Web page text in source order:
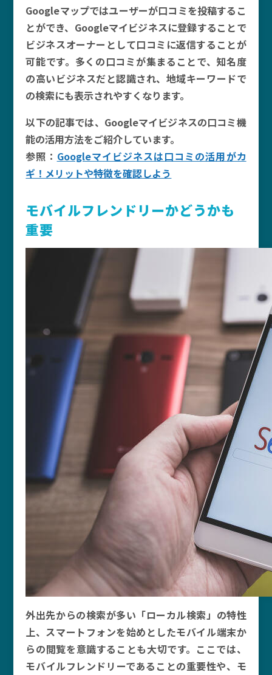
Googleマップではユーザーが口コミを投稿するこ
とができ、Googleマイビジネスに登録することで
ビジネスオーナーとして口コミに返信することが
可能です。多くの口コミが集まることで、知名度
の高いビジネスだと認識され、地域キーワードで
の検索にも表示されやすくなります。
以下の記事では、Googleマイビジネスの口コミ機
能の活用方法をご紹介しています。
参照： Googleマイビジネスは口コミの活用がカ
ギ！メリットや特徴を確認しよう
モバイルフレンドリーかどうかも
重要
外出先からの検索が多い「ローカル検索」の特性
上、スマートフォンを始めとしたモバイル端末か
らの閲覧を意識することも大切です。ここでは、
モバイルフレンドリーであることの重要性や、モ